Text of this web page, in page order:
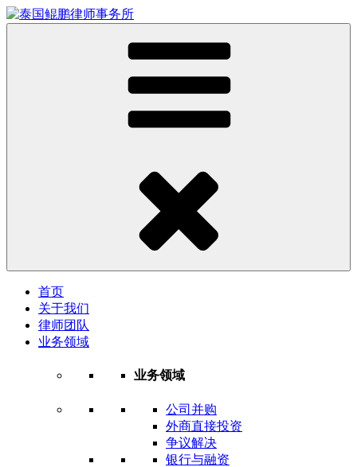
首页
关于我们
律师团队
业务领域
业务领域
公司并购
外商直接投资
争议解决
银行与融资